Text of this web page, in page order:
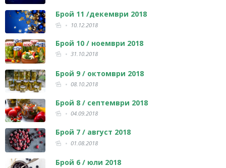
Брой 11 /декември 2018
10.12.2018
Брой 10 / ноември 2018
31.10.2018
Брой 9 / октомври 2018
08.10.2018
Брой 8 / септември 2018
04.09.2018
Брой 7 / август 2018
01.08.2018
Брой 6 / юли 2018